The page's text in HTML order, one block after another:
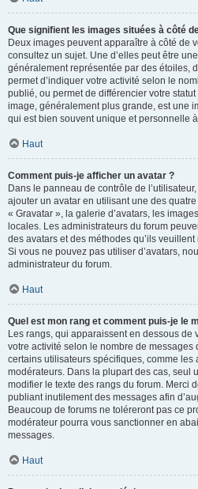
Que signifient les images situées à côté
Deux images peuvent apparaître à côté de
consultez un sujet. Une d’elles peut être
généralement représentée par des étoiles,
permet d’indiquer votre activité selon le
publié, ou permet de différencier votre statut
image, généralement plus grande, est une
qui est bien souvent unique et personnelle
Haut
Comment puis-je afficher un avatar ?
Dans le panneau de contrôle de
ajouter un avatar en utilisant une des
« Gravatar », la galerie d’avatars, les
locales. Les administrateurs du forum
des avatars et des méthodes qu’ils
Si vous ne pouvez pas utiliser d’avatars,
administrateur du forum.
Haut
Quel est mon rang et comment puis-je le
Les rangs, qui apparaissent en dessous de
votre activité selon le nombre de
certains utilisateurs spécifiques, comme les
modérateurs. Dans la plupart des cas, seul
modifier le texte des rangs du forum. Merci
publiant inutilement des messages afin
Beaucoup de forums ne toléreront pas ce
modérateur pourra vous sanctionner en
messages.
Haut